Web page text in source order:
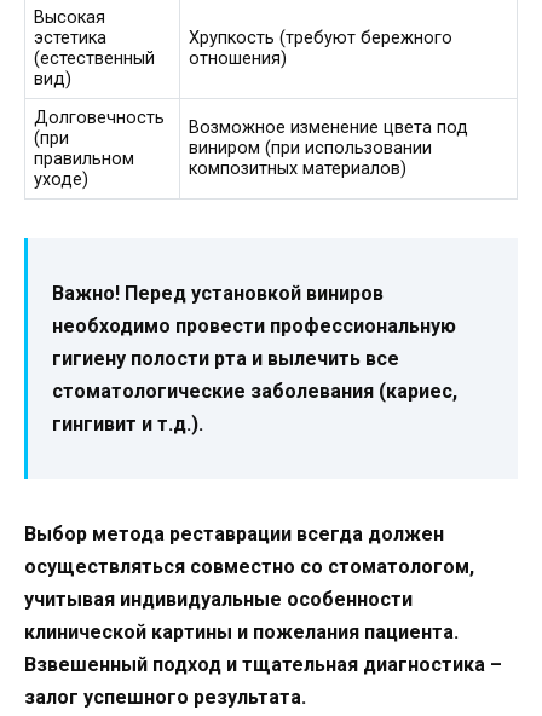
Высокая
эстетика
(естественный
вид)
Хрупкость (требуют бережного
отношения)
Долговечность
(при
правильном
уходе)
Возможное изменение цвета под
виниром (при использовании
композитных материалов)
Важно! Перед установкой виниров
необходимо провести профессиональную
гигиену полости рта и вылечить все
стоматологические заболевания (кариес,
гингивит и т.д.).
Выбор метода реставрации всегда должен
осуществляться совместно со стоматологом,
учитывая индивидуальные особенности
клинической картины и пожелания пациента.
Взвешенный подход и тщательная диагностика –
залог успешного результата.